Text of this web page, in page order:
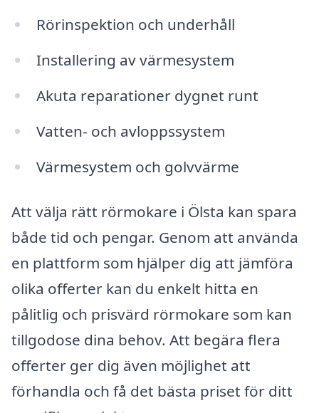
Rörinspektion och underhåll
Installering av värmesystem
Akuta reparationer dygnet runt
Vatten- och avloppssystem
Värmesystem och golvvärme
Att välja rätt rörmokare i Ölsta kan spara
både tid och pengar. Genom att använda
en plattform som hjälper dig att jämföra
olika offerter kan du enkelt hitta en
pålitlig och prisvärd rörmokare som kan
tillgodose dina behov. Att begära flera
offerter ger dig även möjlighet att
förhandla och få det bästa priset för ditt